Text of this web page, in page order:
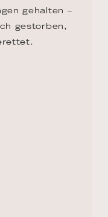
gehalten –
gestorben,